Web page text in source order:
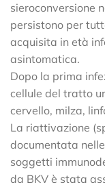
sieroconversione
persistono per
acquisita in età
asintomatica.
Dopo la prima
cellule del tratto
cervello, milza,
La riattivazione
documentata
soggetti
da BKV è stata